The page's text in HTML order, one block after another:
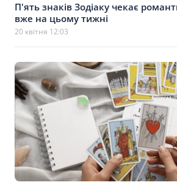
П'ять знаків Зодіаку чекає
вже на цьому тижні
20 квітня 12:03